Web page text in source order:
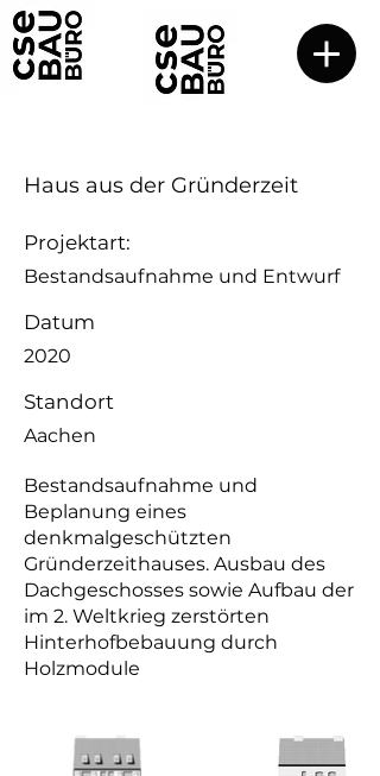
Haus aus der Gründerzeit
Projektart:
Bestandsaufnahme und Entwurf
Datum
2020
Standort
Aachen
Bestandsaufnahme und
Beplanung eines
denkmalgeschützten
Gründerzeithauses. Ausbau des
Dachgeschosses sowie Aufbau der
im 2. Weltkrieg zerstörten
Hinterhofbebauung durch
Holzmodule